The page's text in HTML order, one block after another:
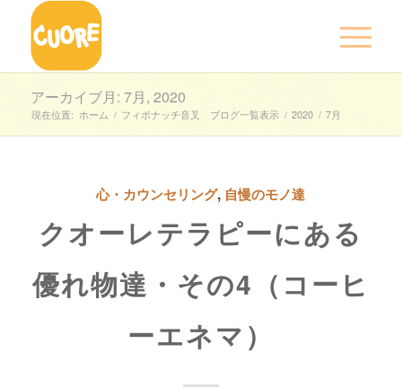
アーカイブ月: 7月, 2020
現在位置: ホーム / フィボナッチ音叉 ブログ一覧表示 / 2020 / 7月
心・カウンセリング, 自慢のモノ達
クオーレテラピーにある
優れ物達・その4（コーヒ
ーエネマ）